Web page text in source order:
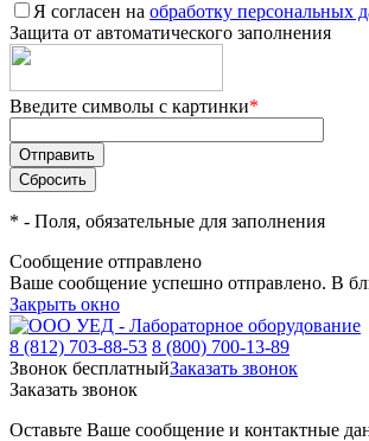
Я согласен на обработку персональных
Защита от автоматического заполнения
Введите символы с картинки*
* - Поля, обязательные для заполнения
Сообщение отправлено
Ваше сообщение успешно отправлено. В
Закрыть окно
8 (812) 703-88-53 8 (800) 700-13-89
Звонок бесплатныйЗаказать звонок
Заказать звонок
Оставьте Ваше сообщение и контактные